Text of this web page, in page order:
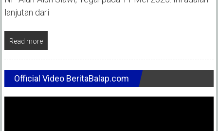
lanjutan dari
Read more
Official Video BeritaBalap.com